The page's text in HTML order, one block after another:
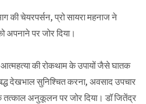
की चेयरपर्सन, प्रो सायरा महनाज ने
अपनाने पर जोर दिया।
की रोकथाम के उपायों जैसे घातक
देखभाल सुनिश्चित करना, अवसाद उपचार
अनुकूलन पर जोर दिया। डॉ जितेंद्र